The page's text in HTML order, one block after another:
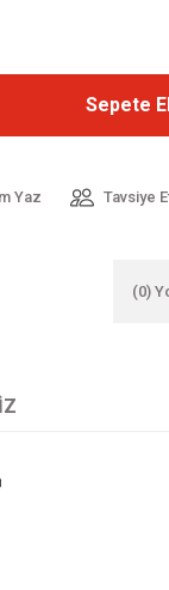
Sepete
Yaz Tavsiye
(0)